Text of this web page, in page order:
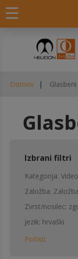
Domov
Izbrani filtri
Kategorija
Založba
Zvrst/nosilec
Jezik hrvaški
Počisti